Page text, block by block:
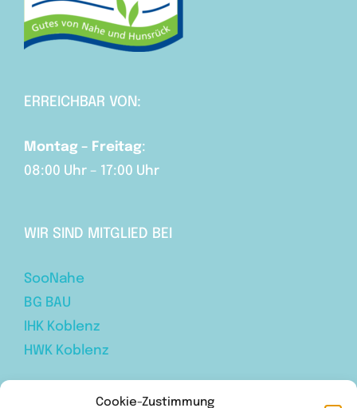
Cookie-Zustimmung
ERREICHBAR VON:
Montag – Freitag:
08:00 Uhr – 17:00 Uhr
WIR SIND MITGLIED BEI
SooNahe
BG BAU
IHK Koblenz
HWK Koblenz